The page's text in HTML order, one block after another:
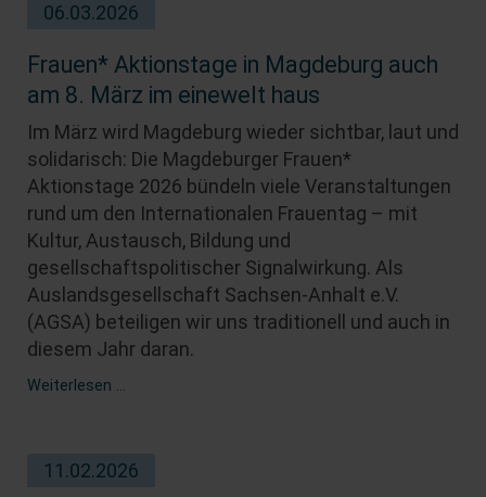
Frauentag
einewelt
06.03.2026
Frauen* Aktionstage in Magdeburg auch
am 8. März im einewelt haus
Im März wird Magdeburg wieder sichtbar, laut und
solidarisch: Die Magdeburger Frauen*
Aktionstage 2026 bündeln viele Veranstaltungen
rund um den Internationalen Frauentag – mit
Kultur, Austausch, Bildung und
gesellschaftspolitischer Signalwirkung. Als
Auslandsgesellschaft Sachsen-Anhalt e.V.
(AGSA) beteiligen wir uns traditionell und auch in
diesem Jahr daran.
Weiterlesen …
auch
11.02.2026